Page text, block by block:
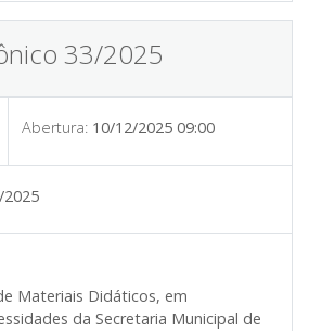
33/2025
Abertura: 10/12/2025 09:00
Materiais Didáticos, em
da Secretaria Municipal de